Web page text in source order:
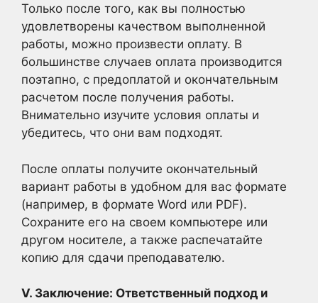
Только после того, как вы полностью
удовлетворены качеством выполненной
работы, можно произвести оплату. В
большинстве случаев оплата производится
поэтапно, с предоплатой и окончательным
расчетом после получения работы.
Внимательно изучите условия оплаты и
убедитесь, что они вам подходят.
После оплаты получите окончательный
вариант работы в удобном для вас формате
(например, в формате Word или PDF).
Сохраните его на своем компьютере или
другом носителе, а также распечатайте
копию для сдачи преподавателю.
V. Заключение: Ответственный подход и